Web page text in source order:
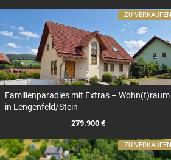
Familienparadies mit Extras – Wohn(t)raum
in Lengenfeld/Stein
279.900 €
ZU VERKAUFEN
ZU VERKAUFEN